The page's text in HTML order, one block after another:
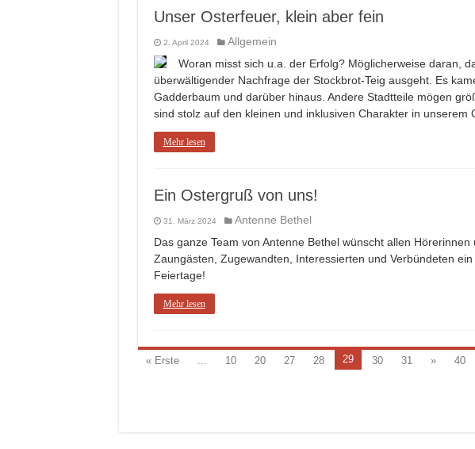
Unser Osterfeuer, klein aber fein
2. April 2024
Allgemein
Woran misst sich u.a. der Erfolg? Möglicherweise daran,
überwältigender Nachfrage der Stockbrot-Teig ausgeht. Es
Gadderbaum und darüber hinaus. Andere Stadtteile mögen
sind stolz auf den kleinen und inklusiven Charakter in unserem
Mehr lesen
Ein Ostergruß von uns!
31. März 2024
Antenne Bethel
Das ganze Team von Antenne Bethel wünscht allen
Zaungästen, Zugewandten, Interessierten und Verbündeten
Feiertage!
Mehr lesen
« Erste ... 10 20 27 28 29 30 31 » 40